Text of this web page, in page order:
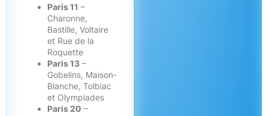
Paris 11 –
Charonne,
Bastille, Voltaire
et Rue de la
Roquette
Paris 13 –
Gobelins, Maison-
Blanche, Tolbiac
et Olympiades
Paris 20 –